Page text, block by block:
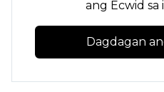
ang Ecwid
Dagdagan